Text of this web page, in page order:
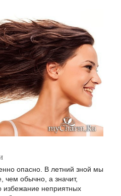
опасно. В летний зной мы
чем обычно, а значит,
избежание неприятных